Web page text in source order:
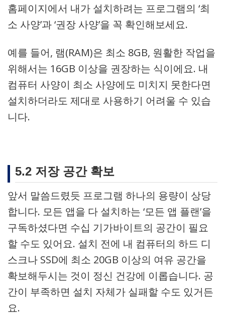
홈페이지에서 내가 설치하려는 프로그램의 ‘최
소 사양’과 ‘권장 사양’을 꼭 확인해보세요.
예를 들어, 램(RAM)은 최소 8GB, 원활한 작업을
위해서는 16GB 이상을 권장하는 식이에요. 내
컴퓨터 사양이 최소 사양에도 미치지 못한다면
설치하더라도 제대로 사용하기 어려울 수 있습
니다.
5.2 저장 공간 확보
앞서 말씀드렸듯 프로그램 하나의 용량이 상당
합니다. 모든 앱을 다 설치하는 ‘모든 앱 플랜’을
구독하셨다면 수십 기가바이트의 공간이 필요
할 수도 있어요. 설치 전에 내 컴퓨터의 하드 디
스크나 SSD에 최소 20GB 이상의 여유 공간을
확보해두시는 것이 정신 건강에 이롭습니다. 공
간이 부족하면 설치 자체가 실패할 수도 있거든
요.